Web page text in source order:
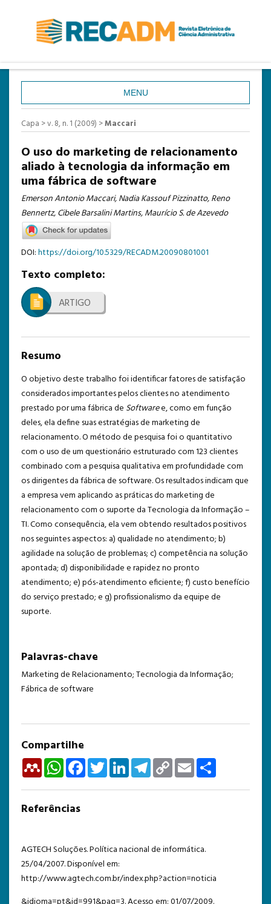
MENU
CAPA
SOBRE
ACESSO
CADASTRO
PESQUISA
ATUAL
ANTERIORES
ESTATÍSTICAS
TEMPLATE DE SUBMISSÃO
Capa >v. 8, n. 1 (2009) >Maccari
O uso do marketing de relacionamento
aliado à tecnologia da informação em
uma fábrica de software
Emerson Antonio Maccari, Nadia Kassouf Pizzinatto, Reno
Bennertz, Cibele Barsalini Martins, Maurício S. de Azevedo
DOI:https://doi.org/10.5329/RECADM.20090801001
Texto completo:
ARTIGO
Resumo
O objetivo deste trabalho foi identificar fatores de satisfação
considerados importantes pelos clientes no atendimento
prestado por uma fábrica de Softwaree, como em função
deles, ela define suas estratégias de marketing de
relacionamento. O método de pesquisa foi o quantitativo
com o uso de um questionário estruturado com 123 clientes
combinado com a pesquisa qualitativa em profundidade com
os dirigentes da fábrica de software. Os resultados indicam que
a empresa vem aplicando as práticas do marketing de
relacionamento com o suporte da Tecnologia da Informação –
TI. Como consequência, ela vem obtendo resultados positivos
nos seguintes aspectos: a) qualidade no atendimento; b)
agilidade na solução de problemas; c) competência na solução
apontada; d) disponibilidade e rapidez no pronto
atendimento; e) pós-atendimento eficiente; f) custo benefício
do serviço prestado; e g) profissionalismo da equipe de
suporte.
Palavras-chave
Marketing de Relacionamento; Tecnologia da Informação;
Fábrica de software
Compartilhe
MendeleyWhatsAppFacebookTwitterLinkedInTelegramCopy
Link
Email
Referências
AGTECH Soluções. Política nacional de informática.
25/04/2007. Disponível em:
http://www.agtech.com.br/index.php?action=noticia